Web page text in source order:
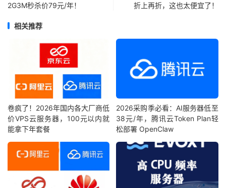
2G3M秒杀价79元/年！
折上再折，这也太便宜了！
相关推荐
卷疯了！2026年国内各大厂商低
价VPS云服务器，100元以内就
能拿下年套餐
2026采购季必看：AI服务器低至
38元/年，腾讯云Token Plan轻
松部署 OpenClaw